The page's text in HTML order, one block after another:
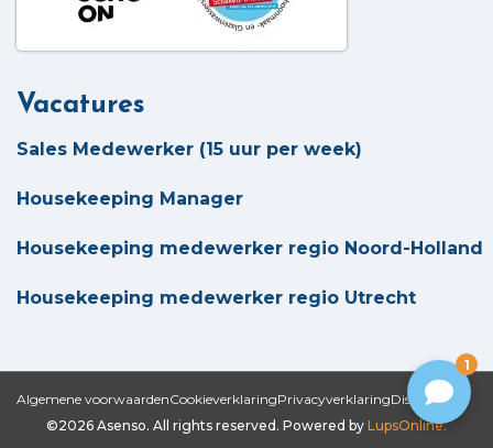
Vacatures
Sales Medewerker (15 uur per week)
Housekeeping Manager
Housekeeping medewerker regio Noord-Holland
Housekeeping medewerker regio Utrecht
©2026 Asenso. All rights reserved. Powered by LupsOnline.
Algemene voorwaardenCookieverklaringPrivacyverklaringDisclaimer
1